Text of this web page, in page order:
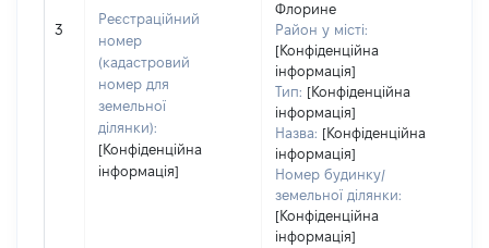
3
Реєстраційний
номер
(кадастровий
номер для
земельної
ділянки):
[Конфіденційна
інформація]
Флорине
Район у місті:
[Конфіденційна
інформація]
Тип: [Конфіденційна
інформація]
Назва: [Конфіденційна
інформація]
Номер будинку/
земельної ділянки:
[Конфіденційна
інформація]